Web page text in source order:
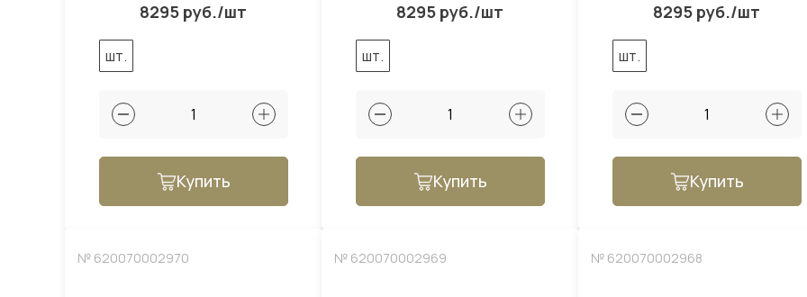
8295 руб./шт
шт.
Купить
8295 руб./шт
шт.
Купить
8295 руб./шт
шт.
Купить
№ 620070002970 № 620070002969 № 620070002968